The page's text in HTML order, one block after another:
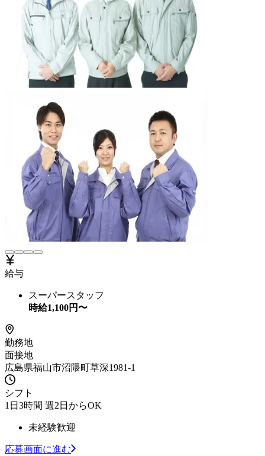
給与
スーパースタッフ
時給1,100円〜
勤務地
面接地
広島県福山市沼隈町草深1981-1
シフト
1日3時間 週2日からOK
未経験歓迎
応募画面に進む